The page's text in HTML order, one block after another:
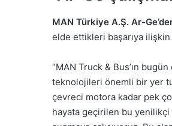
MAN Türkiye A.Ş. Ar-
elde ettikleri başarıya ilişkin
“MAN Truck & Bus’ın
teknolojileri önemli bir yer
çevreci motora kadar pek
hayata geçirilen bu yenilikçi